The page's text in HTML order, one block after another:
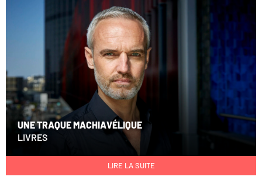
UNE TRAQUE MACHIAVÉLIQUE
LIVRES
LIRE LA SUITE